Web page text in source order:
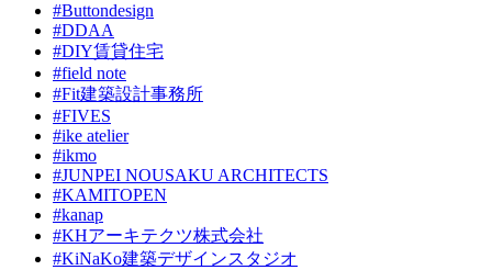
#Buttondesign
#DDAA
#DIY賃貸住宅
#field note
#Fit建築設計事務所
#FIVES
#ike atelier
#ikmo
#JUNPEI NOUSAKU ARCHITECTS
#KAMITOPEN
#kanap
#KHアーキテクツ株式会社
#KiNaKo建築デザインスタジオ